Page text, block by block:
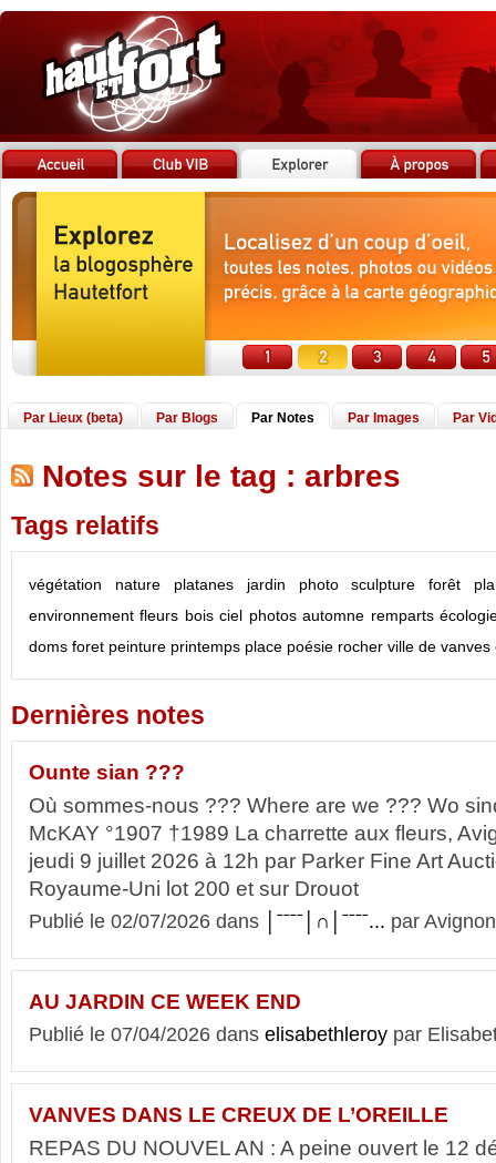
Par Lieux (beta) Par Blogs Par Notes Par Images Par
Notes sur le tag : arbres
Tags relatifs
végétation nature platanes jardin photo sculpture forêt
environnement fleurs bois ciel photos automne remparts
doms foret peinture printemps place poésie rocher ville de vanves
Dernières notes
Ounte sian ???
Où sommes-nous ??? Where are we ??? Wo
McKAY °1907 †1989 La charrette aux fleurs,
jeudi 9 juillet 2026 à 12h par Parker Fine Art
Royaume-Uni lot 200 et sur Drouot
Publié le 02/07/2026 dans │ˉˉˉˉ│∩│ˉˉˉˉ... par
AU JARDIN CE WEEK END
Publié le 07/04/2026 dans elisabethleroy par
VANVES DANS LE CREUX DE L’OREILLE
REPAS DU NOUVEL AN : A peine ouvert le 12